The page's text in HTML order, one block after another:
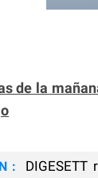
de la
: